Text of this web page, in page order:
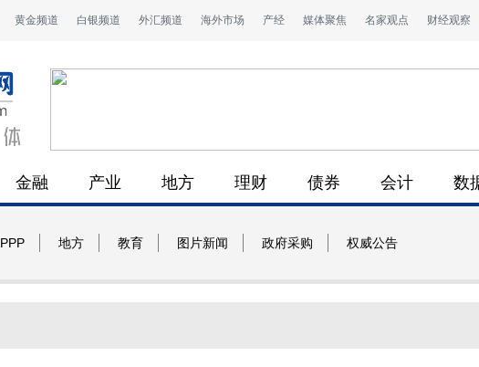
黄金频道 白银频道 外汇频道 海外市场 产经 媒体聚焦 名家观点 财经观察
金融 产业 地方 理财 债券 会计 数
PPP 地方 教育 图片新闻 政府采购 权威公告